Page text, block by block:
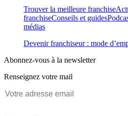
Trouver la meilleure franchise
franchiseConseils et guides
médias
Devenir franchiseur : mode
Abonnez-vous à la newsletter
Renseignez votre mail